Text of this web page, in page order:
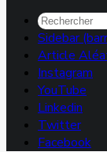
Sidebar
Article
Instagram
YouTube
Linkedin
Twitter
Facebook